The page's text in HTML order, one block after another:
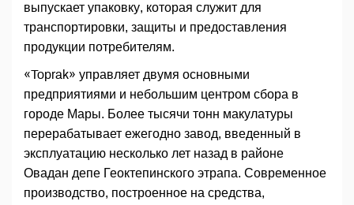
выпускает упаковку, которая служит для
транспортировки, защиты и предоставления
продукции потребителям.
«Toprak» управляет двумя основными
предприятиями и небольшим центром сбора в
городе Мары. Более тысячи тонн макулатуры
перерабатывает ежегодно завод, введенный в
эксплуатацию несколько лет назад в районе
Овадан депе Геоктепинского этрапа. Современное
производство, построенное на средства,